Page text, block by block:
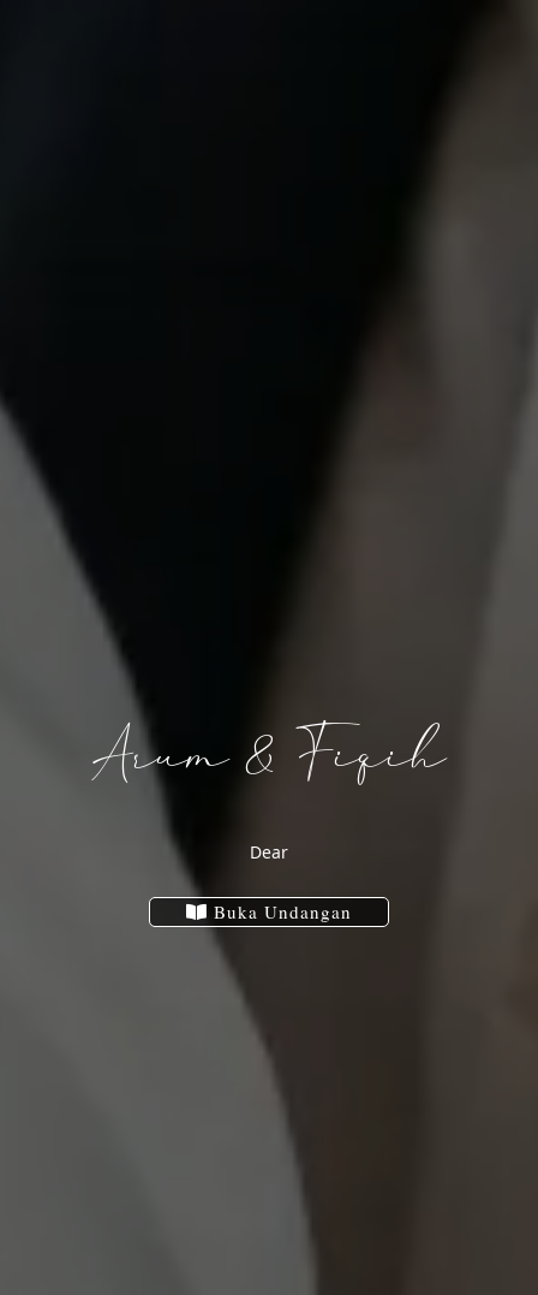
Arum
&
Arum & Fiqih
Dear
Buka Undangan